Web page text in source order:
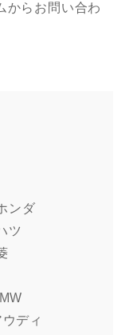
からお問い合わ
ンダ
ツ
ウディ